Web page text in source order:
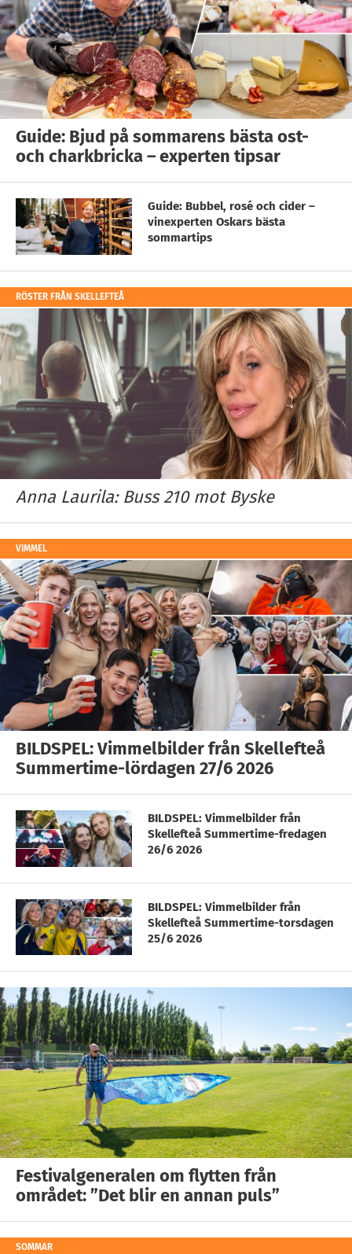
Guide: Bjud på sommarens bästa ost-
och charkbricka – experten tipsar
Guide: Bubbel, rosé och cider –
vinexperten Oskars bästa
sommartips
RÖSTER FRÅN SKELLEFTEÅ
Anna Laurila: Buss 210 mot Byske
VIMMEL
BILDSPEL: Vimmelbilder från Skellefteå
Summertime-lördagen 27/6 2026
BILDSPEL: Vimmelbilder från
Skellefteå Summertime-fredagen
26/6 2026
BILDSPEL: Vimmelbilder från
Skellefteå Summertime-torsdagen
25/6 2026
Festivalgeneralen om flytten från
området: ”Det blir en annan puls”
SOMMAR